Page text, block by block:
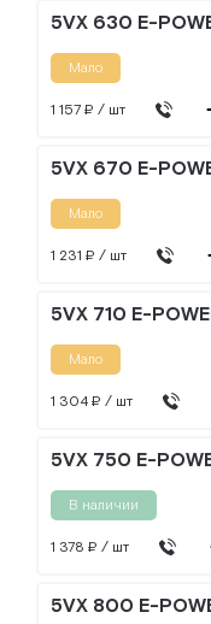
5VX 630 E-
Мало
1 157 ₽ / шт
5VX 670 E-
Мало
1 231 ₽ / шт
5VX 710 E-
Мало
1 304 ₽ / шт
5VX 750 E-
В наличии
1 378 ₽ / шт
5VX 800 E-